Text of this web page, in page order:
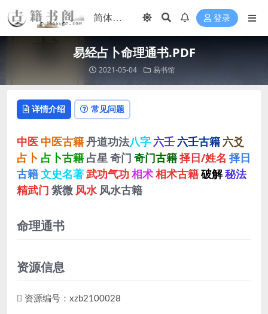
登录
易经占卜命理通书.PDF
2021-05-04 易书馆
详情介绍 常见问题
中医 中医古籍丹道功法八字 六壬 六壬古籍 六爻
占卜 占卜古籍 占星 奇门 奇门古籍择日/姓名 择日
古籍文史名著武功气功 相术相术古籍破解秘法
精武门 紫微 风水 风水古籍
命理通书
资源信息
资源编号：xzb2100028